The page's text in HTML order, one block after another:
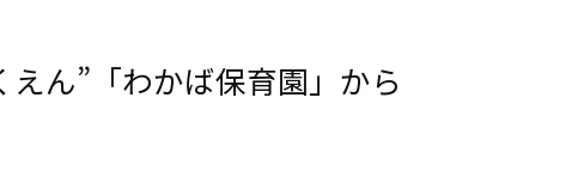
ん”「わかば保育園」から